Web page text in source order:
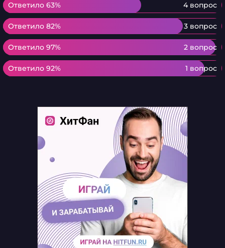
Ответило 63% 4 вопрос
Ответило 63%
Ответило 82% 3 вопрос
Ответило 82%
Ответило 97% 2 вопрос
Ответило 97%
Ответило 92% 1 вопрос
Ответило 92%